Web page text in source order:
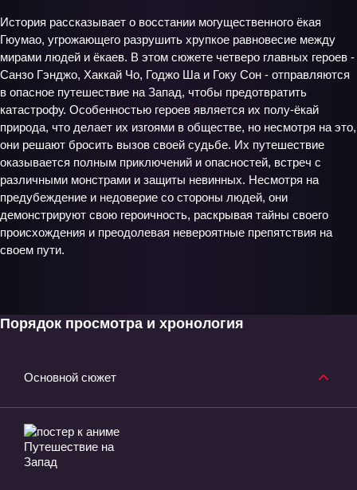
История рассказывает о восстании могущественного ёкая
Гюумао, угрожающего разрушить хрупкое равновесие между
мирами людей и ёкаев. В этом сюжете четверо главных героев -
Санзо Гэнджо, Хаккай Чо, Годжо Ша и Гоку Сон - отправляются
в опасное путешествие на Запад, чтобы предотвратить
катастрофу. Особенностью героев является их полу-ёкай
природа, что делает их изгоями в обществе, но несмотря на это,
они решают бросить вызов своей судьбе. Их путешествие
оказывается полным приключений и опасностей, встреч с
различными монстрами и защиты невинных. Несмотря на
предубеждение и недоверие со стороны людей, они
демонстрируют свою героичность, раскрывая тайны своего
происхождения и преодолевая невероятные препятствия на
своем пути.
Порядок просмотра и хронология
Основной сюжет